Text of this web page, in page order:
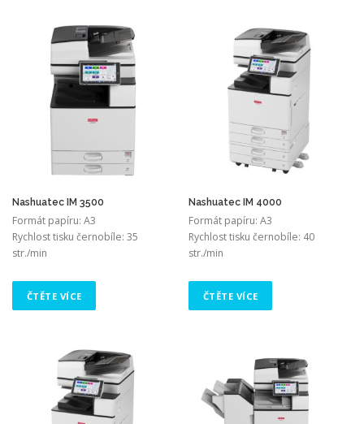
Nashuatec IM 3500
Formát papíru: A3
Rychlost tisku černobíle: 35
str./min
ČTĚTE VÍCE
Nashuatec IM 4000
Formát papíru: A3
Rychlost tisku černobíle: 40
str./min
ČTĚTE VÍCE